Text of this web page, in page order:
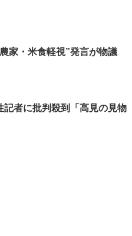
家・米食軽視”発言が物議
記者に批判殺到「高見の見物